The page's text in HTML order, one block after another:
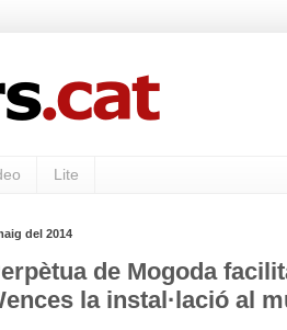
Lite
del 2014
de Mogoda
la instal·lació al